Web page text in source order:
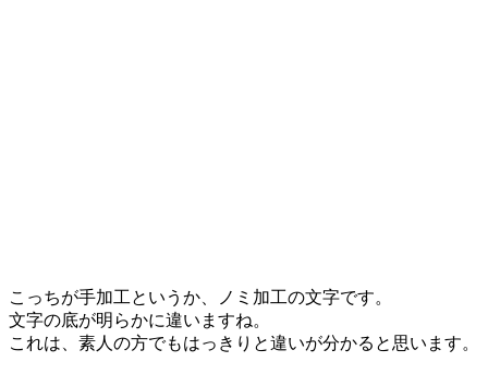
こっちが手加工というか、ノミ加工の文字です。
文字の底が明らかに違いますね。
これは、素人の方でもはっきりと違いが分かると思います。